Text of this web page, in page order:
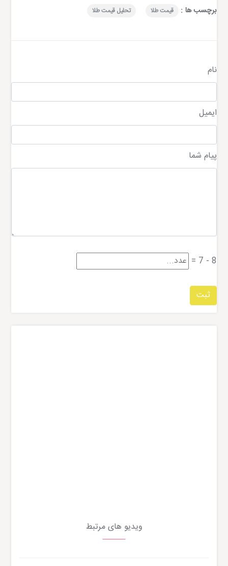
برچسب ها : قیمت طلا تحلیل قیمت طلا
نام
ایمیل
پیام شما
8
-
7
=
ویدیو های مرتبط